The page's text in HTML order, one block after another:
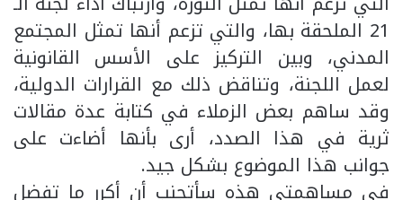
21 الملحقة بها، والتي تزعم أنها تمثل المجتمع
المدني، وبين التركيز على الأسس القانونية
لعمل اللجنة، وتناقض ذلك مع القرارات الدولية،
وقد ساهم بعض الزملاء في كتابة عدة مقالات
ثرية في هذا الصدد، أرى بأنها أضاءت على
جوانب هذا الموضوع بشكل جيد.
في مساهمتي هذه سأتجنب أن أكرر ما تفضل